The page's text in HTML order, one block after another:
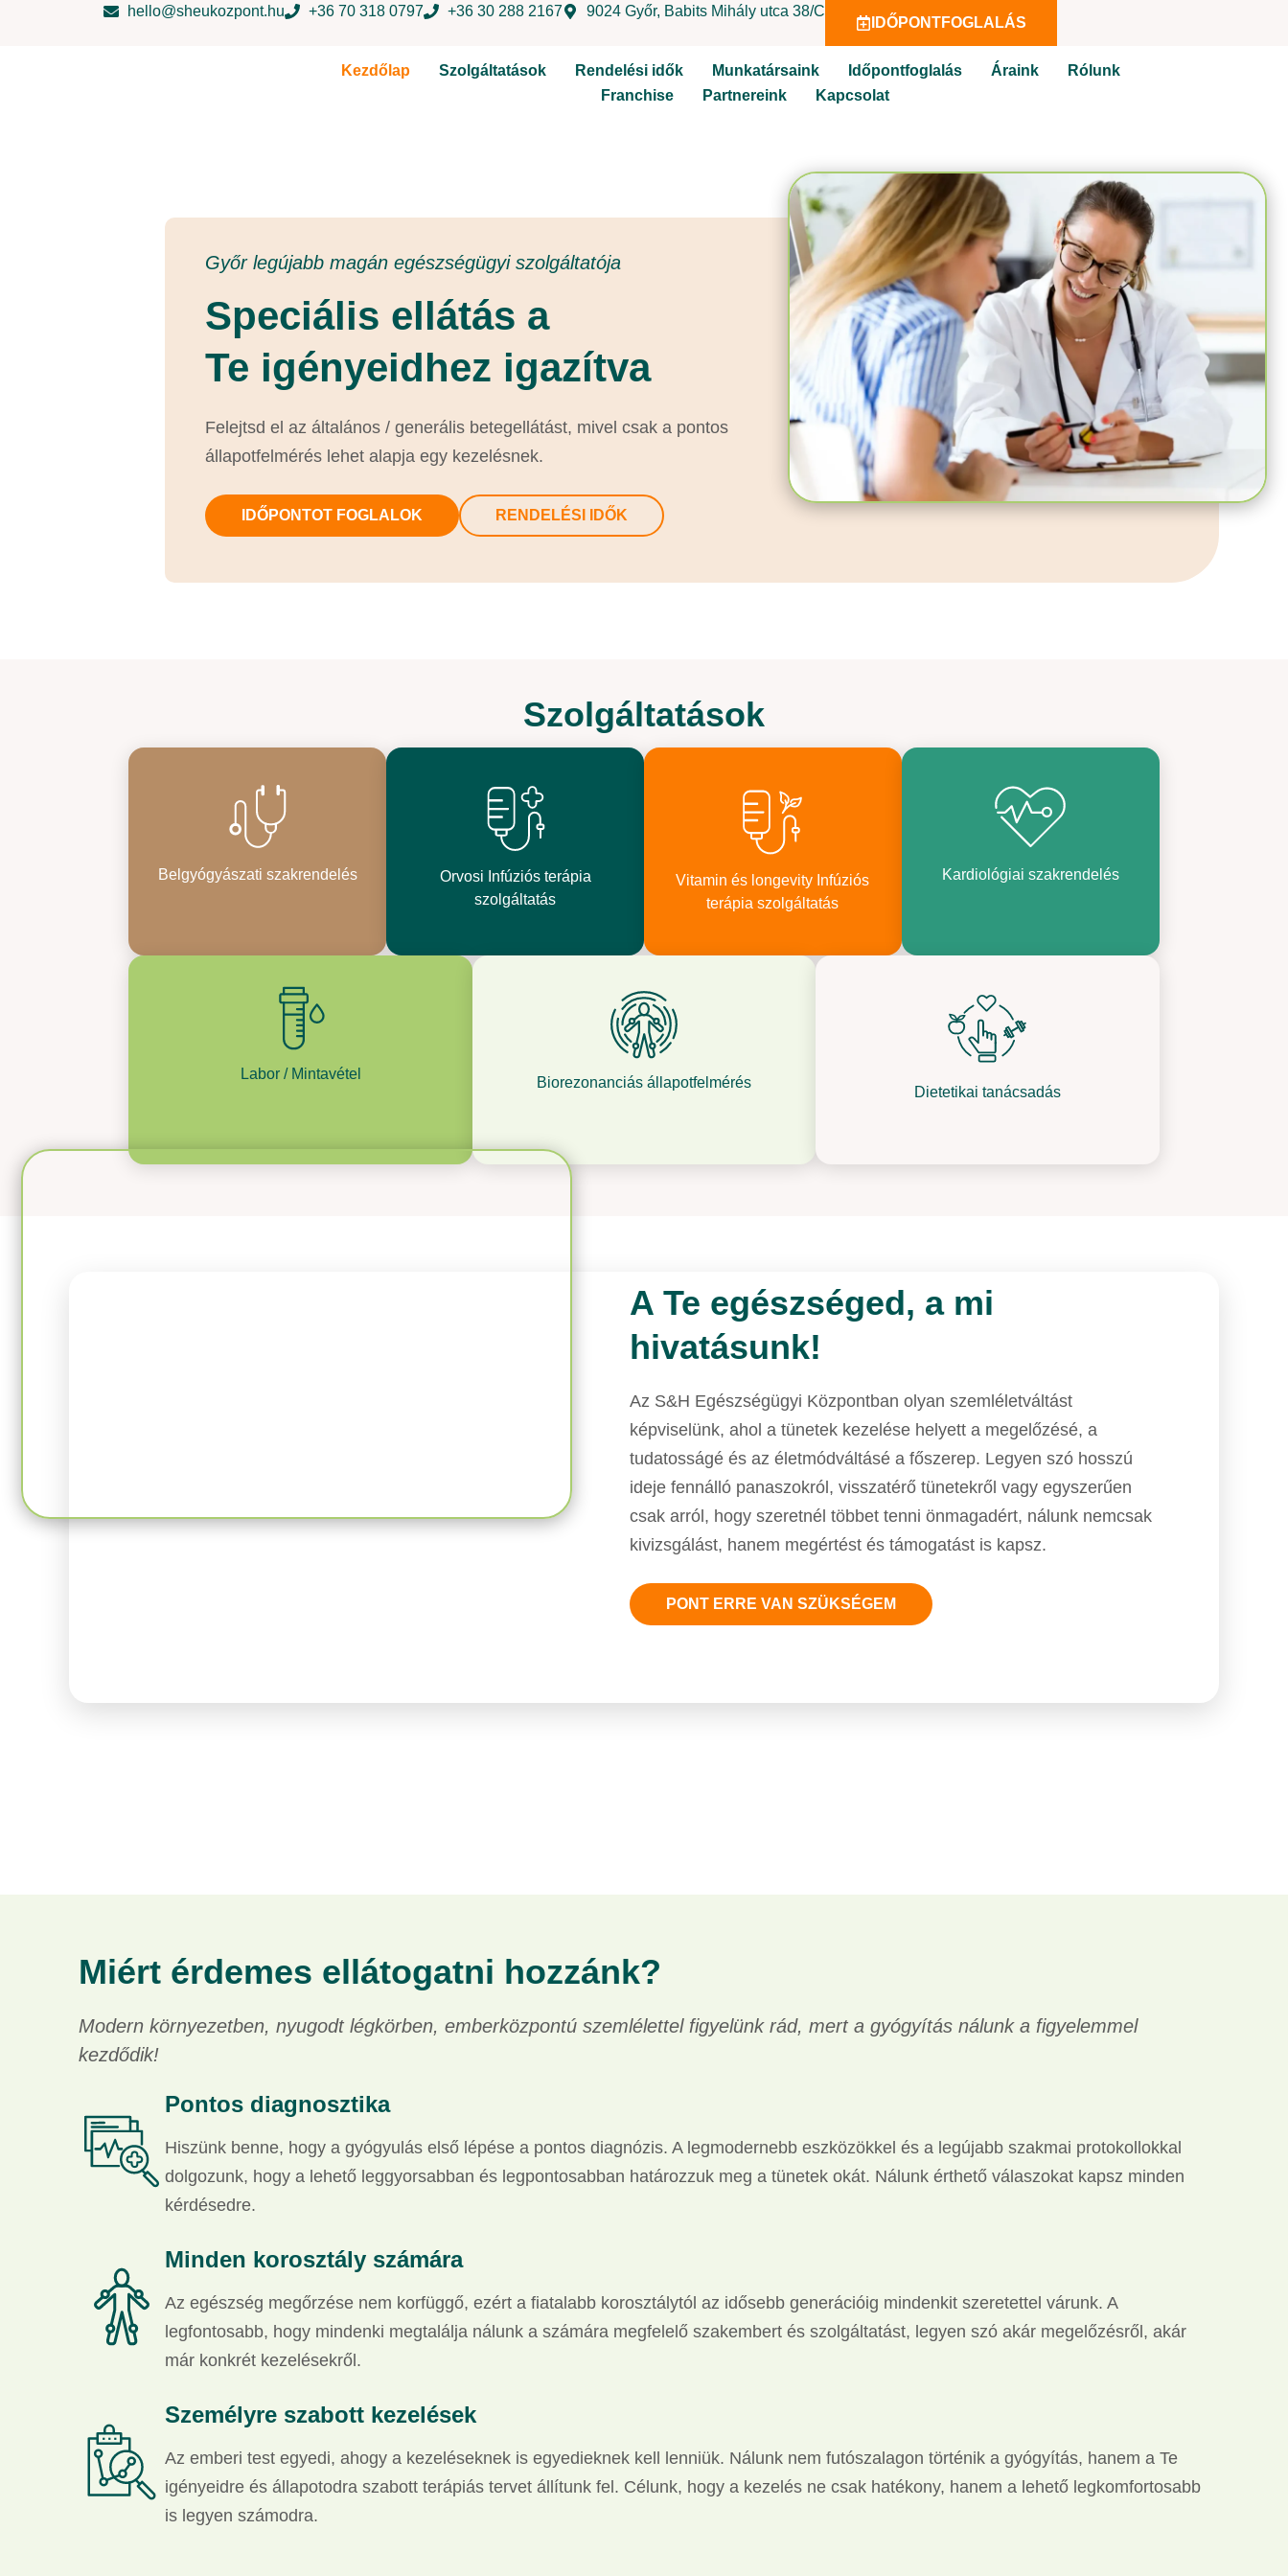
hello@sheukozpont.hu +36 70 318 0797 +36 30 288 2167 9024 Győr, Babits Mihály utca 38/C
IDŐPONTFOGLALÁS
Kezdőlap Szolgáltatások Rendelési idők Munkatársaink Időpontfoglalás Áraink
Rólunk
Franchise
Partnereink Kapcsolat
Győr legújabb magán egészségügyi szolgáltatója
Speciális ellátás a
Te igényeidhez igazítva
Felejtsd el az általános / generális betegellátást, mivel csak a pontos
állapotfelmérés lehet alapja egy kezelésnek.
IDŐPONTOT FOGLALOK RENDELÉSI IDŐK
Szolgáltatások
Belgyógyászati szakrendelés
Orvosi Infúziós terápia
szolgáltatás
Vitamin és longevity Infúziós
terápia szolgáltatás
Kardiológiai szakrendelés
Labor / Mintavétel
Biorezonanciás állapotfelmérés
Dietetikai tanácsadás
A Te egészséged, a mi
hivatásunk!
Az S&H Egészségügyi Központban olyan szemléletváltást
képviselünk, ahol a tünetek kezelése helyett a megelőzésé, a
tudatosságé és az életmódváltásé a főszerep. Legyen szó hosszú
ideje fennálló panaszokról, visszatérő tünetekről vagy egyszerűen
csak arról, hogy szeretnél többet tenni önmagadért, nálunk nemcsak
kivizsgálást, hanem megértést és támogatást is kapsz.
PONT ERRE VAN SZÜKSÉGEM
Miért érdemes ellátogatni hozzánk?
Modern környezetben, nyugodt légkörben, emberközpontú szemlélettel figyelünk rád, mert a gyógyítás nálunk a figyelemmel
kezdődik!
Pontos diagnosztika
Hiszünk benne, hogy a gyógyulás első lépése a pontos diagnózis. A legmodernebb eszközökkel és a legújabb szakmai protokollokkal
dolgozunk, hogy a lehető leggyorsabban és legpontosabban határozzuk meg a tünetek okát. Nálunk érthető válaszokat kapsz minden
kérdésedre.
Minden korosztály számára
Az egészség megőrzése nem korfüggő, ezért a fiatalabb korosztálytól az idősebb generációig mindenkit szeretettel várunk. A
legfontosabb, hogy mindenki megtalálja nálunk a számára megfelelő szakembert és szolgáltatást, legyen szó akár megelőzésről, akár
már konkrét kezelésekről.
Személyre szabott kezelések
Az emberi test egyedi, ahogy a kezeléseknek is egyedieknek kell lenniük. Nálunk nem futószalagon történik a gyógyítás, hanem a Te
igényeidre és állapotodra szabott terápiás tervet állítunk fel. Célunk, hogy a kezelés ne csak hatékony, hanem a lehető legkomfortosabb
is legyen számodra.